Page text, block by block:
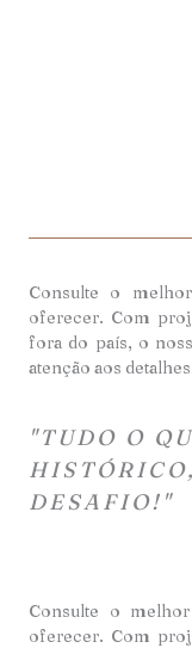
Consulte o
oferecer. Com
Consulte o
oferecer. Com
fora do país, o
atenção aos
"TUDO O
DESAFIO!"